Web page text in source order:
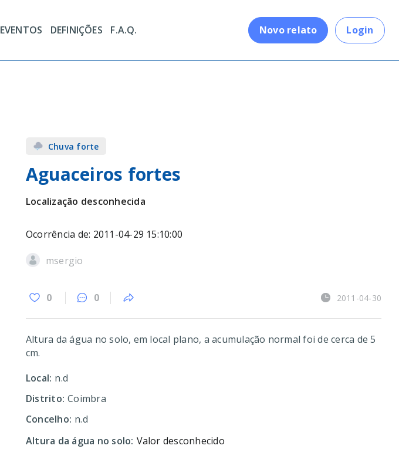
EVENTOS DEFINIÇÕES F.A.Q. Novo relato Login
Chuva forte
Aguaceiros fortes
Localização desconhecida
Ocorrência de: 2011-04-29 15:10:00
msergio
0 0 2011-04-30
Altura da água no solo, em local plano, a acumulação normal foi de cerca de 5
cm.
Local: n.d
Distrito: Coimbra
Concelho: n.d
Altura da água no solo: Valor desconhecido